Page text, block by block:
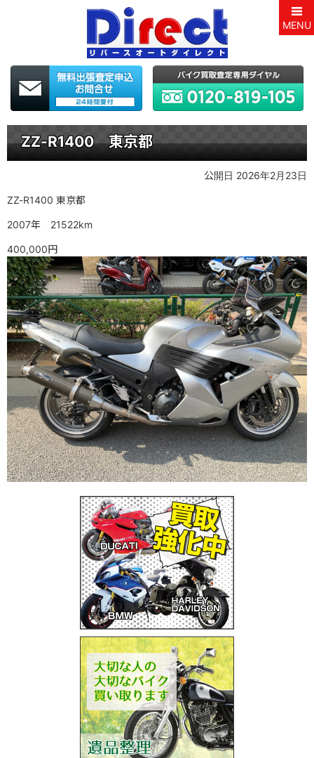
MENU
ZZ-R1400 東京都
公開日 2026年2月23日
ZZ-R1400 東京都
2007年 21522km
400,000円